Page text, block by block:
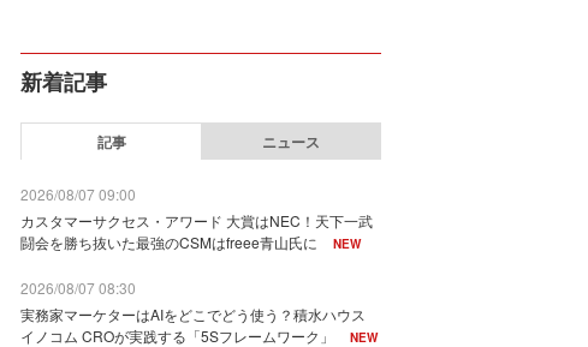
新着記事
記事 ニュース
2026/08/07 09:00
カスタマーサクセス・アワード 大賞はNEC！天下一武
闘会を勝ち抜いた最強のCSMはfreee青山氏に
NEW
2026/08/07 08:30
実務家マーケターはAIをどこでどう使う？積水ハウス
イノコム CROが実践する「5Sフレームワーク」
NEW